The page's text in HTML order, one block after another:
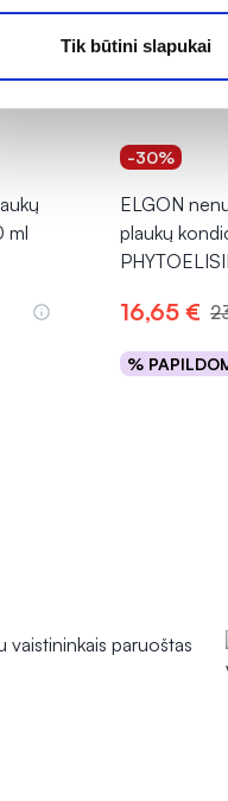
Tik būtini slapukai
ml
-30%
ELGON
plaukų
16,65 €
%